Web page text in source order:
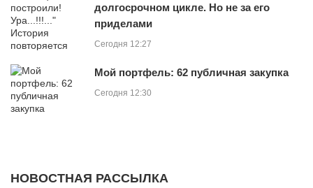
долгосрочном цикле. Но не за его
приделами
Сегодня 12:27
Мой портфель: 62 публичная закупка
Сегодня 12:30
НОВОСТНАЯ РАССЫЛКА